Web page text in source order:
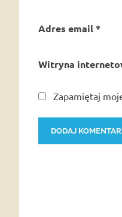
Adres email*
Witryna
Zapamiętaj